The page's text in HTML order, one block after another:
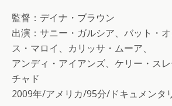
監督：デイナ・ブラウン
出演：サニー・ガルシア、バット・
ス・マロイ、カリッサ・ムーア、
アンディ・アイアンズ、ケリー・ス
チャド
2009年/アメリカ/95分/ドキュメンタ